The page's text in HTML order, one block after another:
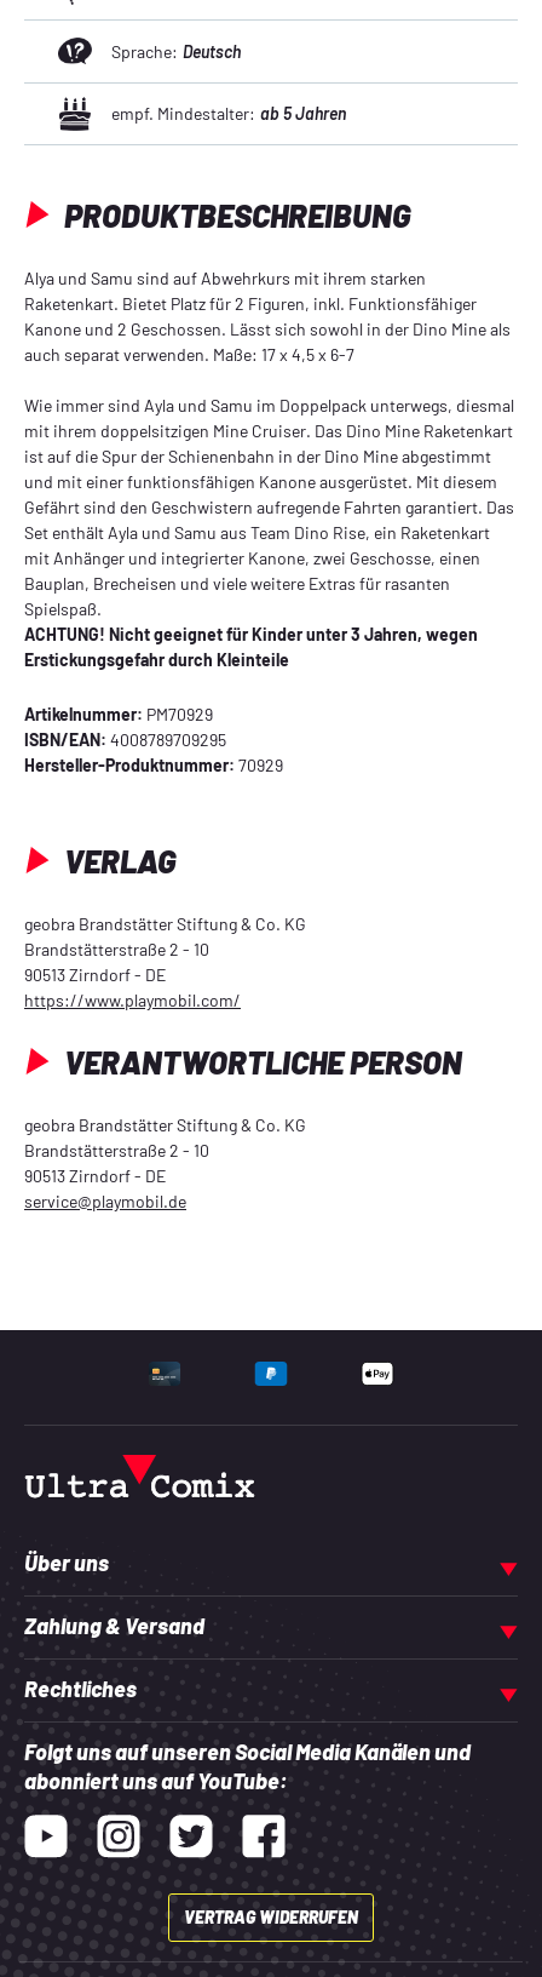
PRODUKTBESCHREIBUNG
Alya und Samu sind auf Abwehrkurs mit ihrem starken
Raketenkart. Bietet Platz für 2 Figuren, inkl. Funktionsfähiger
Kanone und 2 Geschossen. Lässt sich sowohl in der Dino Mine als
auch separat verwenden. Maße: 17 x 4,5 x 6-7
Wie immer sind Ayla und Samu im Doppelpack unterwegs, diesmal
mit ihrem doppelsitzigen Mine Cruiser. Das Dino Mine Raketenkart
ist auf die Spur der Schienenbahn in der Dino Mine abgestimmt
und mit einer funktionsfähigen Kanone ausgerüstet. Mit diesem
Gefährt sind den Geschwistern aufregende Fahrten garantiert. Das
Set enthält Ayla und Samu aus Team Dino Rise, ein Raketenkart
mit Anhänger und integrierter Kanone, zwei Geschosse, einen
Bauplan, Brecheisen und viele weitere Extras für rasanten
Spielspaß.
ACHTUNG! Nicht geeignet für Kinder unter 3 Jahren, wegen
Erstickungsgefahr durch Kleinteile
Artikelnummer: PM70929
ISBN/EAN: 4008789709295
Hersteller-Produktnummer: 70929
VERLAG
geobra Brandstätter Stiftung & Co. KG
Brandstätterstraße 2 - 10
90513 Zirndorf - DE
https://www.playmobil.com/
VERANTWORTLICHE PERSON
geobra Brandstätter Stiftung & Co. KG
Brandstätterstraße 2 - 10
90513 Zirndorf - DE
service@playmobil.de
Sprache: Deutsch
empf. Mindestalter: ab 5 Jahren
UNTERSTÜTZTE
Über uns
Zahlung & Versand
Rechtliches
Folgt uns auf unseren Social Media Kanälen und
abonniert uns auf YouTube:
Youtube InstagramTwitter Facebook
VERTRAG WIDERRUFEN